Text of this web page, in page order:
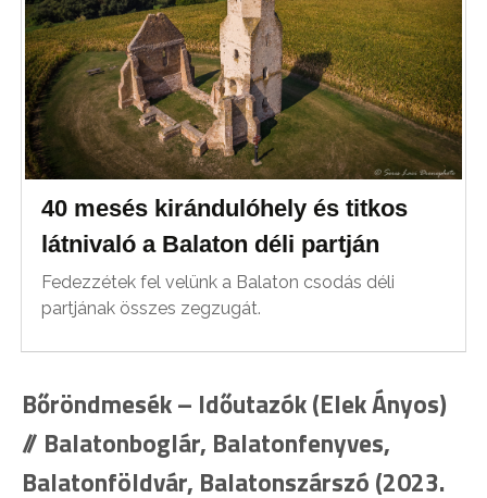
40 mesés kirándulóhely és titkos
látnivaló a Balaton déli partján
Fedezzétek fel velünk a Balaton csodás déli
partjának összes zegzugát.
Bőröndmesék – Időutazók (Elek Ányos)
// Balatonboglár, Balatonfenyves,
Balatonföldvár, Balatonszárszó (2023.